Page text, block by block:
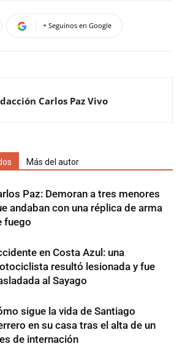
+ Seguinos en Google
Carlos Paz Vivo
Más del autor
Paz: Demoran a tres menores
andaban con una réplica de arma
fuego
en Costa Azul: una
resultó lesionada y fue
al Sayago
sigue la vida de Santiago
en su casa tras el alta de un
de internación